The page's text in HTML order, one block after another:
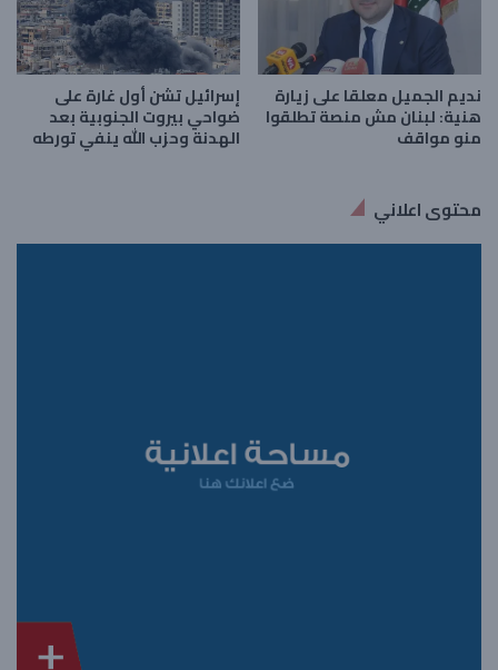
نديم الجميل معلقا على زيارة
هنية: لبنان مش منصة تطلقوا
منو مواقف
إسرائيل تشن أول غارة على
ضواحي بيروت الجنوبية بعد
الهدنة وحزب الله ينفي تورطه
محتوى اعلاني